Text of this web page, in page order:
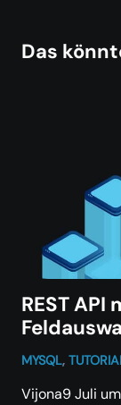
Das
REST API
MYSQL,
Vijona9 Juli um